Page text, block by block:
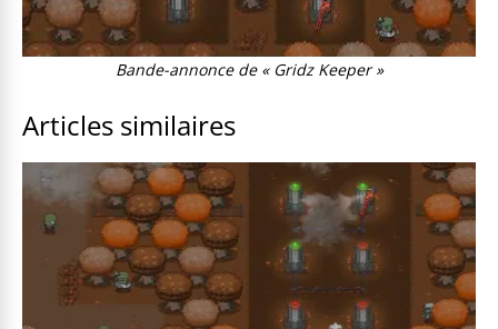
Bande-annonce de « Gridz Keeper »
Articles similaires